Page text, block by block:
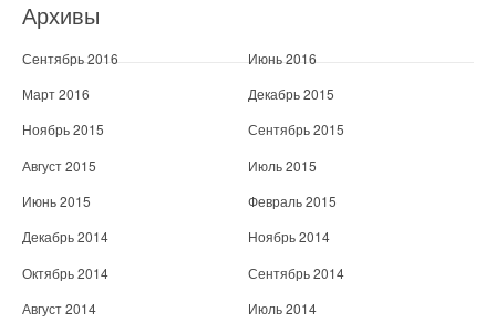
Архивы
Сентябрь 2016
Июнь 2016
Март 2016
Декабрь 2015
Ноябрь 2015
Сентябрь 2015
Август 2015
Июль 2015
Июнь 2015
Февраль 2015
Декабрь 2014
Ноябрь 2014
Октябрь 2014
Сентябрь 2014
Август 2014
Июль 2014